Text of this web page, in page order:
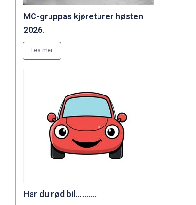
MC-gruppas kjøreturer høsten
2026.
Les mer
Har du rød bil...........